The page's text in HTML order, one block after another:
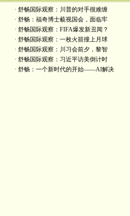
· 舒畅国际观察：川普的对手很难缠
· 舒畅：福奇博士藐视国会，面临牢
· 舒畅国际观察：FIFA爆发新丑闻？
· 舒畅国际观察：一枚火箭撞上月球
· 舒畅国际观察：川习会前夕，黎智
· 舒畅国际观察：习近平访美倒计时
· 舒畅：一个新时代的开始——AI解决